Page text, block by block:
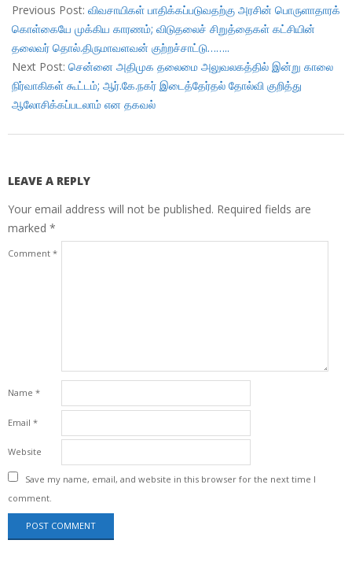
12-
25
Previous Post: விவசாயிகள் பாதிக்கப்படுவதற்கு அரசின் பொருளாதாரக்
கொள்கையே முக்கிய காரணம்; விடுதலைச் சிறுத்தைகள் கட்சியின்
தலைவர் தொல்.திருமாவளவன் குற்றச்சாட்டு……..
Next Post: சென்னை அதிமுக தலைமை அலுவலகத்தில் இன்று காலை
நிர்வாகிகள் கூட்டம்; ஆர்.கே.நகர் இடைத்தேர்தல் தோல்வி குறித்து
ஆலோசிக்கப்படலாம் என தகவல்
LEAVE A REPLY
Your email address will not be published. Required fields are
marked *
Comment *
Name *
Email *
Website
Save my name, email, and website in this browser for the next time I
comment.